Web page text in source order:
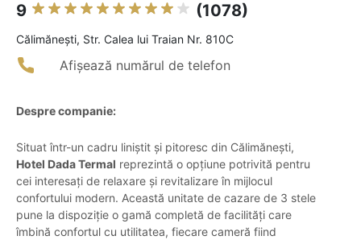
9 (1078)
Călimăneşti, Str. Calea lui Traian Nr. 810C
Afișează numărul de telefon
Despre companie:
Situat într-un cadru liniștit și pitoresc din Călimănești,
Hotel Dada Termal reprezintă o opțiune potrivită pentru
cei interesați de relaxare și revitalizare în mijlocul
confortului modern. Această unitate de cazare de 3 stele
pune la dispoziție o gamă completă de facilități care
îmbină confortul cu utilitatea, fiecare cameră fiind